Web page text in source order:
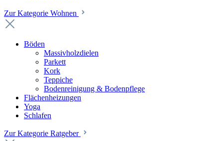
Zur Kategorie Wohnen
Böden
Massivholzdielen
Parkett
Kork
Teppiche
Bodenreinigung & Bodenpflege
Flächenheizungen
Yoga
Schlafen
Zur Kategorie Ratgeber